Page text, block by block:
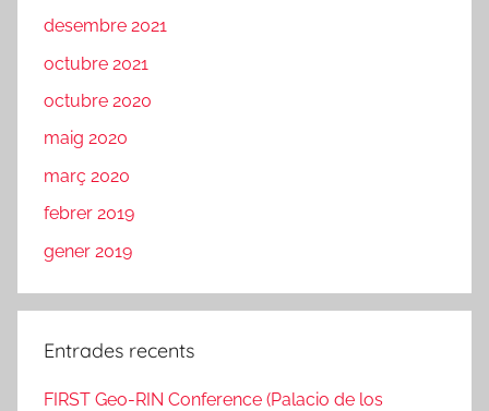
desembre 2021
octubre 2021
octubre 2020
maig 2020
març 2020
febrer 2019
gener 2019
Entrades recents
FIRST Geo-RIN Conference (Palacio de los